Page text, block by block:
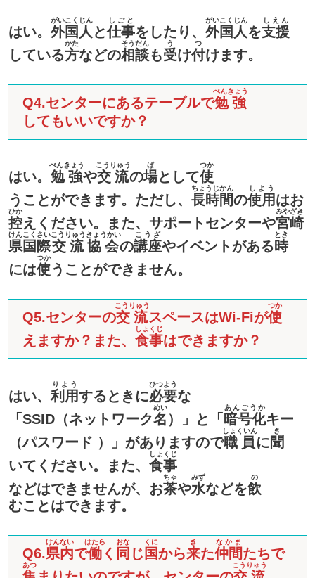
はい。 外国人
がいこくじん
と仕事
しごと
をしたり、 外国人
がいこくじん
を支援
しえん
している方
かた
などの相談
そうだん
も受
う
け付
つ
けます。
Q4.センターにあるテーブルで勉強
べんきょう
してもいいですか？
はい。 勉強
べんきょう
や交流
こうりゅう
の場
ば
として使
つか
うことができます。ただし、 長時間
ちょうじかん
の使用
しよう
はお
控
ひか
えください。また、サポートセンターや宮崎
みやざき
県
けん
国際
こくさい
交流
こうりゅう
協会
きょうかい
の講座
こうざ
やイベントがある 時
とき
には使
つか
うことができません。
Q5.センターの交流
こうりゅう
スペースはWi-Fiが使
つか
えますか？また、 食事
しょくじ
はできますか？
はい、 利用
りよう
するときに必要
ひつよう
な
「SSID（ネットワーク名
めい
）」と「 暗号化
あんごうか
キー
（パスワード ）」がありますので職員
しょくいん
に聞
き
いてください。また、 食事
しょくじ
などはできませんが、お茶
ちゃ
や水
みず
などを飲
の
むことはできます。
Q6.県内
けんない
で働
はたら
く 同
おな
じ 国
くに
から来
き
た仲間
なかま
たちで
あつ こうりゅう